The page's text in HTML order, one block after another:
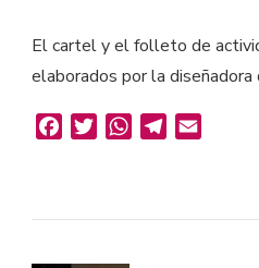
El cartel y el folleto de
elaborados por la diseñadora
FacebookTwitterWhatsAppTelegram